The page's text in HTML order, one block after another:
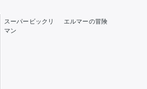
スーパービックリ
マン
エルマーの冒険